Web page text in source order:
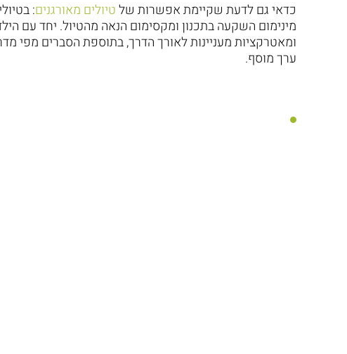
כדאי גם לדעת שקיימת אפשרות שלטיולים מאורגנים:
מינימום השקעה בתכנון ומקסימום הנאה מהטיול. יחד עם
ומאטרקציות מעניינות לאורך הדרך, בתוספת הסברים מפי
ערך מוסף.